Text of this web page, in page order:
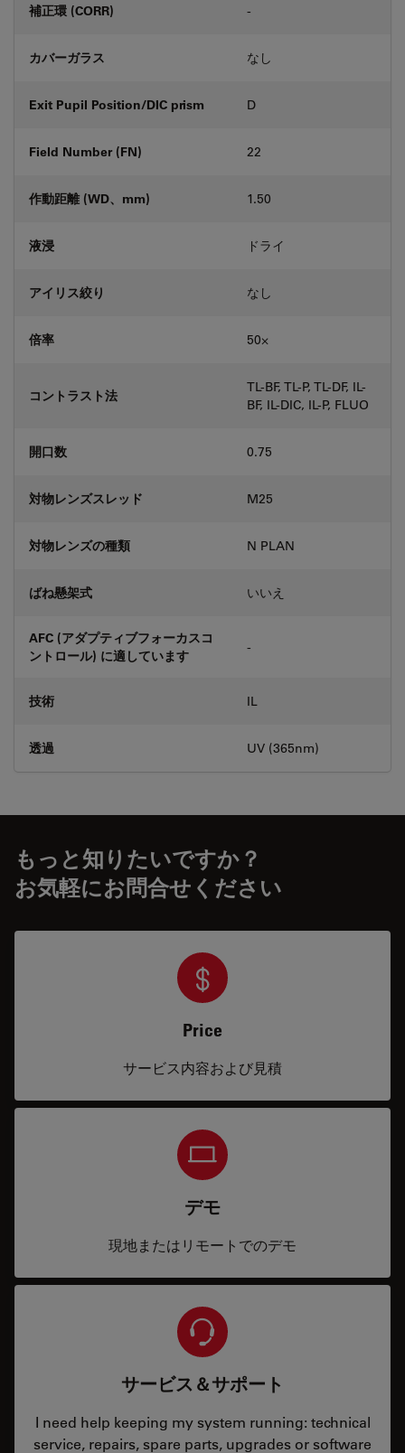
補正環 (CORR) -
カバーガラス なし
Exit Pupil Position/DIC prism D
Field Number (FN) 22
作動距離 (WD、mm) 1.50
液浸 ドライ
アイリス絞り なし
倍率 50⨉
コントラスト法
TL-BF, TL-P, TL-DF, IL-
BF, IL-DIC, IL-P, FLUO
開口数 0.75
対物レンズスレッド M25
対物レンズの種類 N PLAN
ばね懸架式 いいえ
AFC (アダプティブフォーカスコ
ントロール) に適しています
-
技術 IL
透過 UV (365nm)
もっと知りたいですか？
お気軽にお問合せください
Price
サービス内容および見積
デモ
現地またはリモートでのデモ
サービス＆サポート
I need help keeping my system running: technical
service, repairs, spare parts, upgrades or software